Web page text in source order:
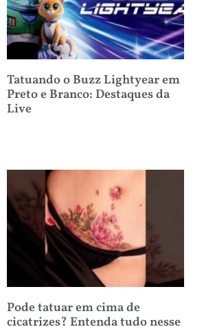
Tatuando o Buzz Lightyear em
Preto e Branco: Destaques da
Live
Pode tatuar em cima de
cicatrizes? Entenda tudo nesse